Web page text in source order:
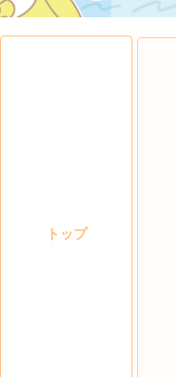
トップ